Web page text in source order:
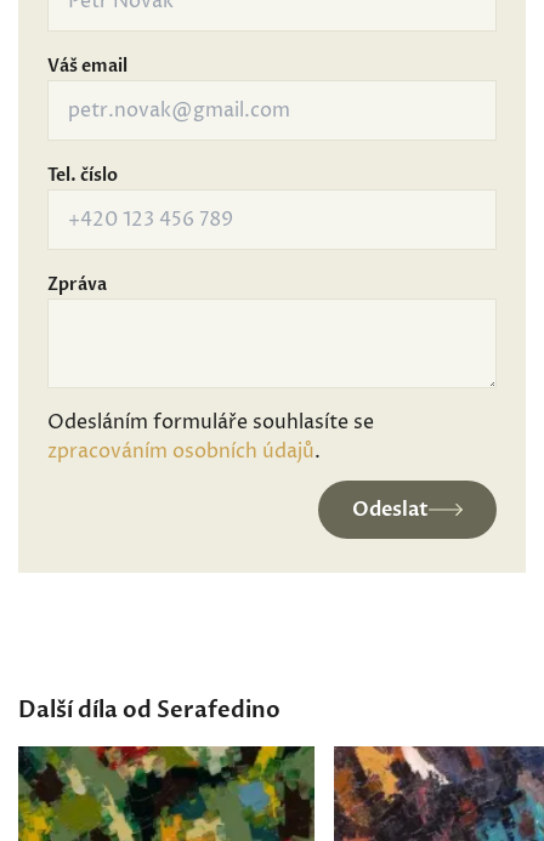
Váš email
Tel. číslo
Zpráva
Odesláním formuláře souhlasíte se
zpracováním osobních údajů.
Odeslat
Další díla od Serafedino